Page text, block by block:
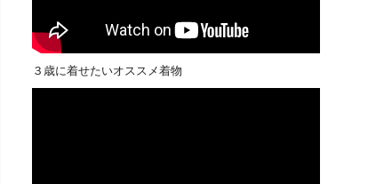
３歳に着せたいオススメ着物